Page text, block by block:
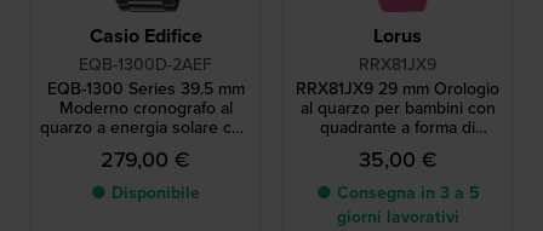
Casio Edifice
EQB-1300D-2AEF
EQB-1300 Series 39.5 mm
Moderno cronografo al
quarzo a energia solare con
collegamento allo
smartphone
279,00 €
● Disponibile
Lorus
RRX81JX9
RRX81JX9 29 mm Orologio
al quarzo per bambini con
quadrante a forma di
insegnante del tempo e
cinturino in silicone
35,00 €
● Consegna in 3 a 5
giorni lavorativi